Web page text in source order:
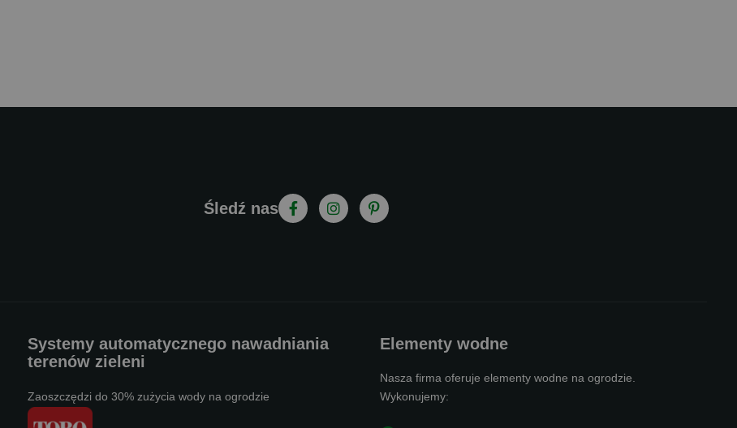
Śledź nas
Systemy automatycznego nawadniania
terenów zieleni
Zaoszczędzi do 30% zużycia wody na ogrodzie
Elementy wodne
Nasza firma oferuje elementy wodne na ogrodzie.
Wykonujemy: